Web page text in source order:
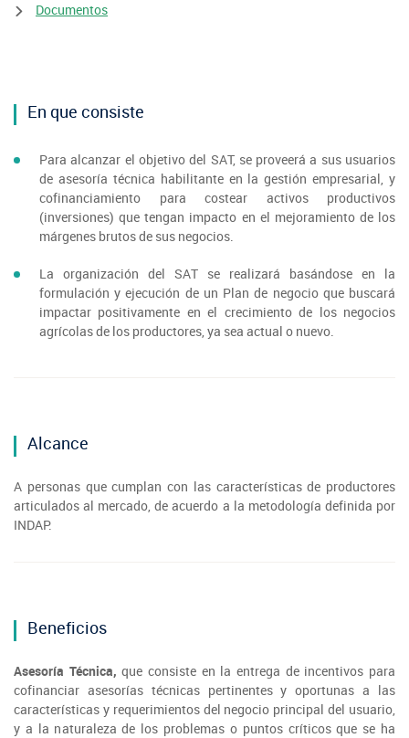
Oficina virtual de atención ciudadana
Programa de Alianzas Productivas
Concursos de Fomento
Contacto de Prensa
Suscríbase a nuestras noticias
Videos
Podcast
Fotografía
Biblioteca
Documentos
En que consiste
Para alcanzar el objetivo del SAT, se proveerá a sus usuarios
de asesoría técnica habilitante en la gestión empresarial, y
cofinanciamiento para costear activos productivos
(inversiones) que tengan impacto en el mejoramiento de los
márgenes brutos de sus negocios.
La organización del SAT se realizará basándose en la
formulación y ejecución de un Plan de negocio que buscará
impactar positivamente en el crecimiento de los negocios
agrícolas de los productores, ya sea actual o nuevo.
Alcance
A personas que cumplan con las características de productores
articulados al mercado, de acuerdo a la metodología definida por
INDAP.
Beneficios
Asesoría Técnica, que consiste en la entrega de incentivos para
cofinanciar asesorías técnicas pertinentes y oportunas a las
características y requerimientos del negocio principal del usuario,
y a la naturaleza de los problemas o puntos críticos que se ha